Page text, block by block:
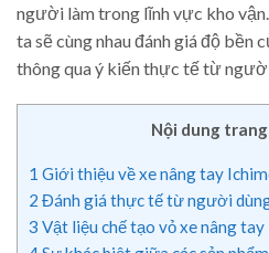
người làm trong lĩnh vực kho
ta sẽ cùng nhau đánh giá độ bền
thông qua ý kiến thực tế từ
Nội dung trang
1 Giới thiệu về xe nâng tay
2 Đánh giá thực tế từ người
3 Vật liệu chế tạo vỏ xe nâng tay